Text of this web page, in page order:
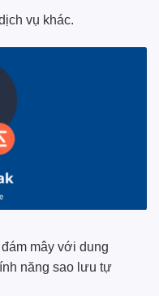
vụ khác.
mây với dung
năng sao lưu tự